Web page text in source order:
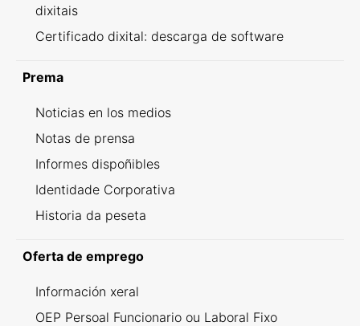
dixitais
Certificado dixital: descarga de software
Prema
Noticias en los medios
Notas de prensa
Informes dispoñibles
Identidade Corporativa
Historia da peseta
Oferta de emprego
Información xeral
OEP Persoal Funcionario ou Laboral Fixo